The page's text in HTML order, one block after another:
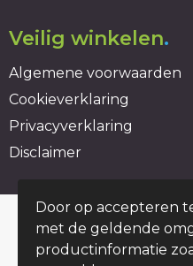
Veilig winkelen.
Algemene voorwaarden
Cookieverklaring
Privacyverklaring
Disclaimer
© Copyright
Door op accepteren
met de geldende
productinformatie